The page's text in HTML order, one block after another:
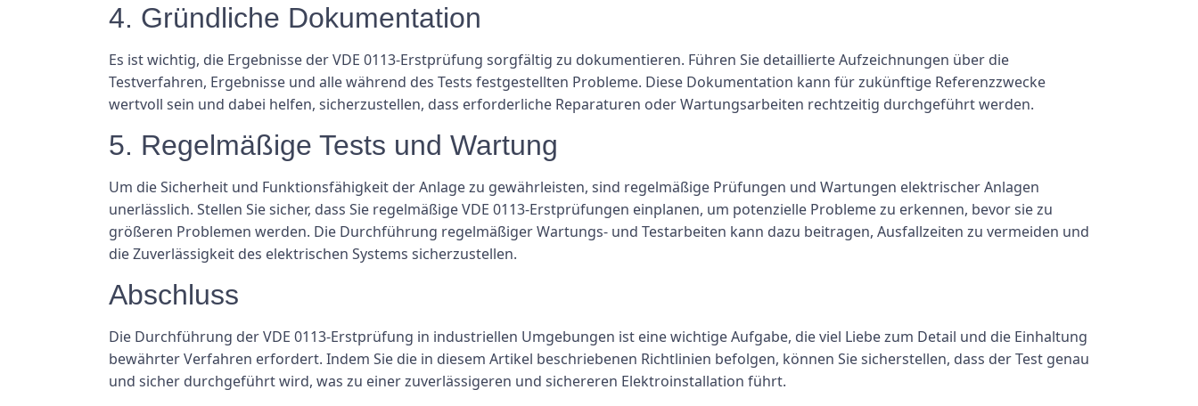
4. Gründliche Dokumentation
Es ist wichtig, die Ergebnisse der VDE 0113-Erstprüfung sorgfältig zu dokumentieren. Führen Sie detaillierte Aufzeichnungen über die
Testverfahren, Ergebnisse und alle während des Tests festgestellten Probleme. Diese Dokumentation kann für zukünftige Referenzzwecke
wertvoll sein und dabei helfen, sicherzustellen, dass erforderliche Reparaturen oder Wartungsarbeiten rechtzeitig durchgeführt werden.
5. Regelmäßige Tests und Wartung
Um die Sicherheit und Funktionsfähigkeit der Anlage zu gewährleisten, sind regelmäßige Prüfungen und Wartungen elektrischer Anlagen
unerlässlich. Stellen Sie sicher, dass Sie regelmäßige VDE 0113-Erstprüfungen einplanen, um potenzielle Probleme zu erkennen, bevor sie zu
größeren Problemen werden. Die Durchführung regelmäßiger Wartungs- und Testarbeiten kann dazu beitragen, Ausfallzeiten zu vermeiden und
die Zuverlässigkeit des elektrischen Systems sicherzustellen.
Abschluss
Die Durchführung der VDE 0113-Erstprüfung in industriellen Umgebungen ist eine wichtige Aufgabe, die viel Liebe zum Detail und die Einhaltung
bewährter Verfahren erfordert. Indem Sie die in diesem Artikel beschriebenen Richtlinien befolgen, können Sie sicherstellen, dass der Test genau
und sicher durchgeführt wird, was zu einer zuverlässigeren und sichereren Elektroinstallation führt.